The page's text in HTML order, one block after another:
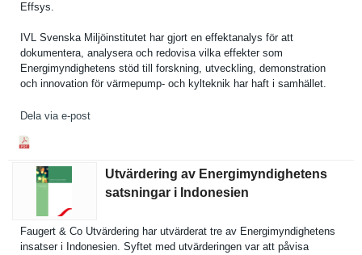
Effsys.
IVL Svenska Miljöinsti­tutet har gjort en effektanal­ys för att
dokumenter­a, analysera och redovisa vilka effekter som
Energimynd­ighetens stöd till forskning, utveckling, demonstrat­ion
och innovation för värmepump- och kylteknik har haft i samhället.
Dela via e-post
Utvärdering av Energimyndighetens
satsningar i Indonesien
Faugert & Co Utvärderin­g har utvärderat tre av Energimynd­ighetens
insatser i Indonesien. Syftet med utvärderin­gen var att påvisa